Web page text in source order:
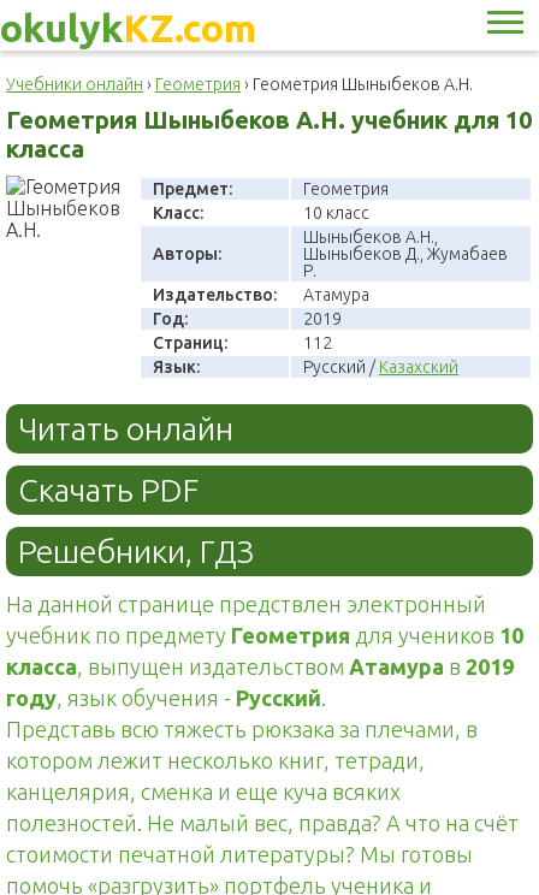
okulykKZ.com
Учебники онлайн › Геометрия › Геометрия Шыныбеков А.Н.
Геометрия Шыныбеков А.Н. учебник для 10
класса
Предмет:
Геометрия
Класс:
10 класс
Авторы:
Шыныбеков А.Н.,
Шыныбеков Д., Жумабаев
Р.
Издательство:
Атамура
Год:
2019
Страниц:
112
Язык:
Русский / Казахский
Читать онлайн
Скачать PDF
Решебники, ГДЗ
На данной странице предствлен электронный
учебник по предмету Геометрия для учеников 10
класса, выпущен издательством Атамура в 2019
году, язык обучения - Русский.
Представь всю тяжесть рюкзака за плечами, в
котором лежит несколько книг, тетради,
канцелярия, сменка и еще куча всяких
полезностей. Не малый вес, правда? А что на счёт
стоимости печатной литературы? Мы готовы
помочь «разгрузить» портфель ученика и